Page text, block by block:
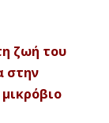
ζωή του
στην